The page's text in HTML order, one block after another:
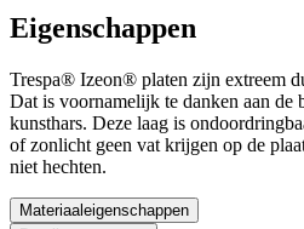
Eigenschappen
Trespa® Izeon® platen zijn extreem
Dat is voornamelijk te danken aan de
kunsthars. Deze laag is
of zonlicht geen vat krijgen op de
niet hechten.
Materiaaleigenschappen